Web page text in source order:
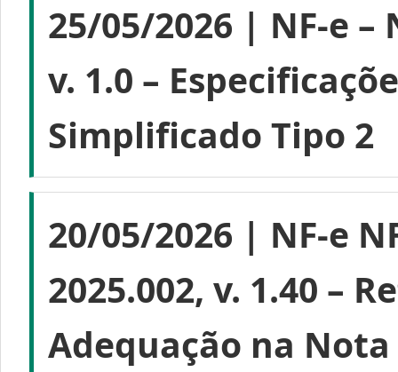
25/05/2026 | NF-e –
v. 1.0 –
Simplificado Tipo 2
20/05/2026 | NF-e
2025.002, v. 1.40 –
Adequação na